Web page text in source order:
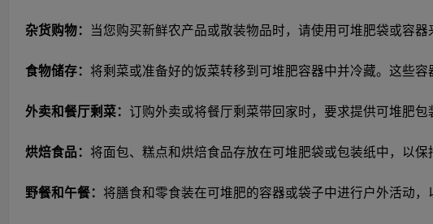
杂货购物： 当您购买新鲜农产品或散装物品时，请使用可堆肥袋或容器
食物储存： 将剩菜或准备好的饭菜转移到可堆肥容器中并冷藏。这些容
外卖和餐厅剩菜： 订购外卖或将餐厅剩菜带回家时，要求提供可堆肥
烘焙食品： 将面包、糕点和烘焙食品存放在可堆肥袋或包装纸中，以保
野餐和午餐： 将膳食和零食装在可堆肥的容器或袋子中进行户外活动，